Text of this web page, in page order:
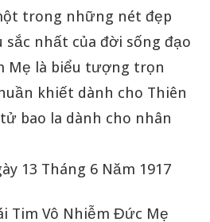
trong những nét đẹp
sắc nhất của đời sống đạo
Mẹ là biểu tượng trọn
khiết dành cho Thiên
bao la dành cho nhân
13 Tháng 6 Năm 1917
Tim Vô Nhiễm Đức Mẹ